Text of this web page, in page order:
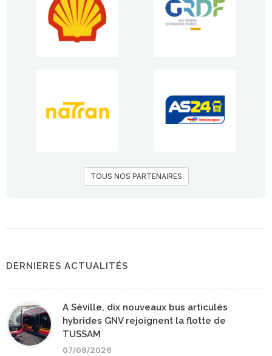
TOUS NOS PARTENAIRES
DERNIERES ACTUALITÉS
A Séville, dix nouveaux bus articulés
hybrides GNV rejoignent la flotte de
TUSSAM
07/08/2026